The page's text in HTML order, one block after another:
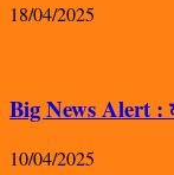
18/04/2025
Big News Alert :
10/04/2025